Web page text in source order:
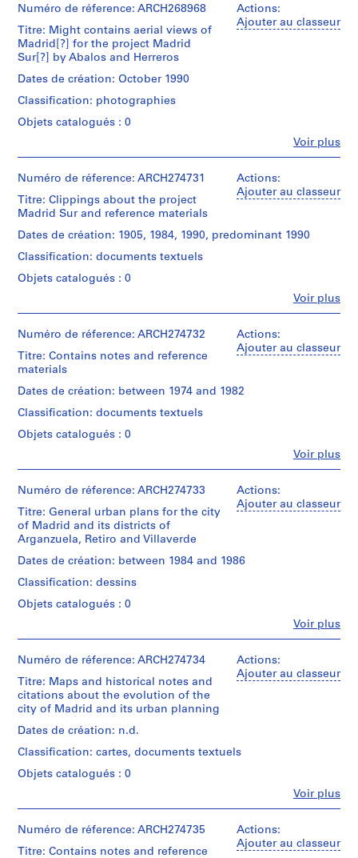
u
b
i
e
r
a
d
V
a
l
c
a
s
M
a
r
i
d
,
S
n
(
1
9
8
6
)
8
6
-
1
9
8
AP164.S1.1986.D1
P
r
o
institutions:
&
Herreros
(archive
creator)
Quantité
/
1
File
Étape
et
objectif:
de
6
prints
Dimensions:
(smallest):
109,9
79,2
116,4
×
90,4
cm
Mention
de
crédit:
Abalos
fonds
Collection
Canadien
d'Architecture/
Canadian
Centre
for
Architecture,
Don
Iñaki
et
Juan
Actions:
Ajouter au classeur
Voir plus
Numéro de réference: ARCH268968
Titre: Might contains aerial views of
Madrid[?] for the project Madrid
Sur[?] by Abalos and Herreros
Dates de création: October 1990
Classification: photographies
Objets catalogués : 0
institutions:
&
Herreros
(archive
Description:
aerial
views
Madrid[?]
for
the
project
Madrid
by
Further
investigation
required.
Quantité
/
d’objet:
Collation:
colour
slides
Dimensions:
5,4
×
5,4
cm
5
Actions:
Ajouter au classeur
Voir plus
Numéro de réference: ARCH274731
Titre: Clippings about the project
Madrid Sur and reference materials
Dates de création: 1905, 1984, 1990, predominant 1990
Classification: documents textuels
Objets catalogués : 0
institutions:
&
Herreros
(archive
Quantité
d’objet:
1
Dimensions:
folder:
23,5
33,2
1,1
records:
l.m.
Mention
de
Abalos
&
fonds
d'Architecture/
Actions:
Ajouter au classeur
Voir plus
Numéro de réference: ARCH274732
Titre: Contains notes and reference
materials
Dates de création: between 1974 and 1982
Classification: documents textuels
Objets catalogués : 0
institutions:
&
Herreros
(archive
creator)
Description:
Contains
reference
materials
COPLACO?)
about:
1-
tertiary
sector
(employment,
and
roads
and
Actions:
Ajouter au classeur
Voir plus
Numéro de réference: ARCH274733
Titre: General urban plans for the city
of Madrid and its districts of
Arganzuela, Retiro and Villaverde
Dates de création: between 1984 and 1986
Classification: dessins
Objets catalogués : 0
institutions:
&
Herreros
(archive
creator)
Quantité
/
1
File
Dimensions:
Actions:
Ajouter au classeur
Voir plus
Numéro de réference: ARCH274734
Titre: Maps and historical notes and
citations about the evolution of the
city of Madrid and its urban planning
Dates de création: n.d.
Classification: cartes, documents textuels
Objets catalogués : 0
institutions:
Actions:
Ajouter au classeur
Numéro de réference: ARCH274735
Titre: Contains notes and reference